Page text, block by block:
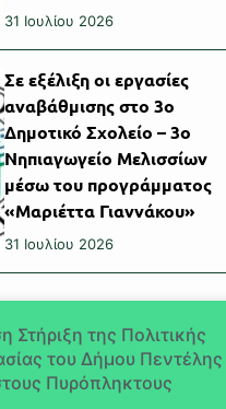
31 Ιουλίου 2026
Σε εξέλιξη οι εργασίες
αναβάθμισης στο 3ο
Δημοτικό Σχολείο – 3ο
Νηπιαγωγείο Μελισσίων
μέσω του προγράμματος
«Μαριέττα Γιαννάκου»
31 Ιουλίου 2026
Στήριξη της Πολιτικής
του Δήμου Πεντέλης
Πυρόπληκτους